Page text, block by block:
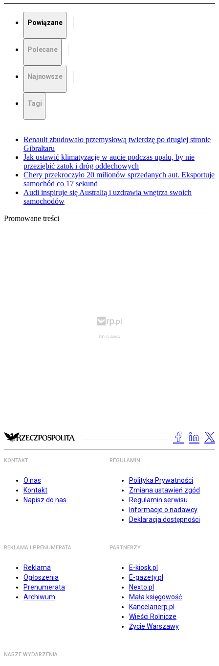
Powiązane
Polecane
Najnowsze
Tagi
Renault zbudowało przemysłową twierdzę po drugiej stronie
Gibraltaru
Jak ustawić klimatyzację w aucie podczas upału, by nie
przeziębić zatok i dróg oddechowych
Chery przekroczyło 20 milionów sprzedanych aut. Eksportuje
samochód co 17 sekund
Audi inspiruje się Australią i uzdrawia wnętrza swoich
samochodów
Promowane treści
KONTAKT
O nas
Kontakt
Napisz do nas
REGULAMIN
Polityka Prywatności
Zmiana ustawień zgód
Regulamin serwisu
Informacje o nadawcy
Deklaracja dostępności
REKLAMA I PRENUMERATA
Reklama
Ogłoszenia
Prenumerata
Archiwum
PARTNERZY
E-kiosk.pl
E-gazety.pl
Nexto.pl
Mała księgowość
Kancelarierp.pl
Wieści Rolnicze
Życie Warszawy
NASZE WYDARZENIA